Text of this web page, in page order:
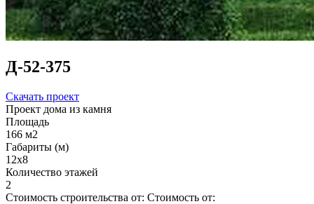
Д-52-375
Скачать проект
Проект дома из камня
Площадь
166 м2
Габариты (м)
12x8
Количество этажей
2
Стоимость строительства от: Стоимость от: